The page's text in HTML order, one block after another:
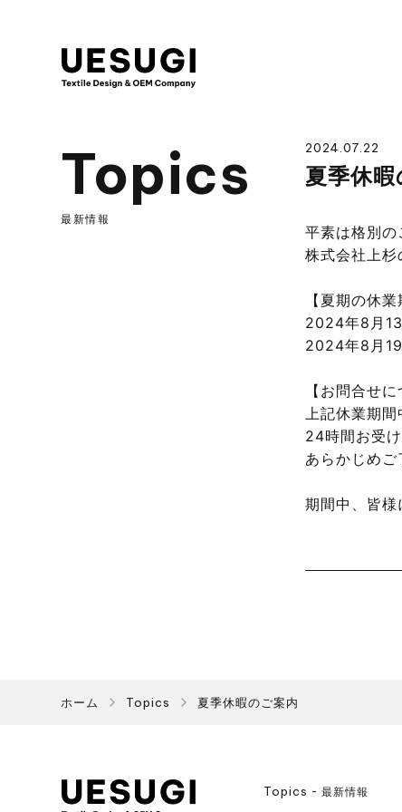
Topics
最新情報
2024.07.22
夏季休
平素は格別の
株式会社上杉
【夏期の休業
2024年8月
2024年8月19
【お問合せに
上記休業期
24時間お受
あらかじめご
期間中、皆様
ホーム Topics 夏季休暇のご案内
Topics 最新情報